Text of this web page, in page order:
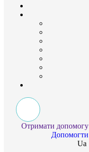
Отримати допомогу
Допомогти
Ua